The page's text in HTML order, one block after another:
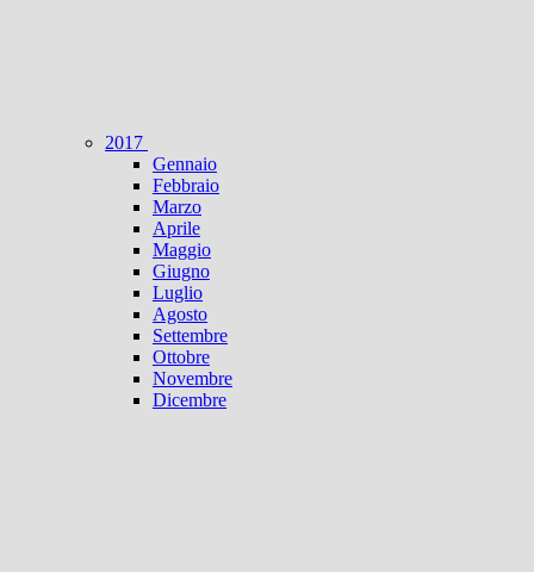
2017
Gennaio
Febbraio
Marzo
Aprile
Maggio
Giugno
Luglio
Agosto
Settembre
Ottobre
Novembre
Dicembre